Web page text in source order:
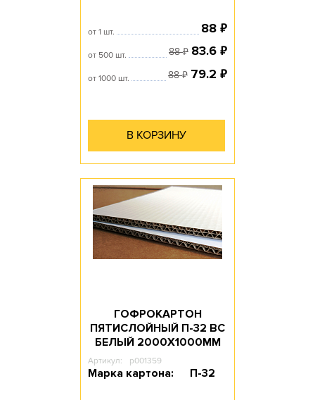
от 1 шт. 88 ₽
от 500 шт. 88₽ 83.6 ₽
от 1000 шт. 88₽ 79.2 ₽
В КОРЗИНУ
ГОФРОКАРТОН
ПЯТИСЛОЙНЫЙ П-32 ВС
БЕЛЫЙ 2000Х1000ММ
Артикул: p001359
Марка картона: П-32